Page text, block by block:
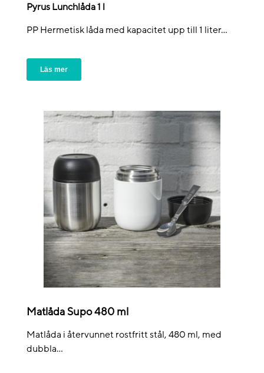
Pyrus Lunchlåda 1 l
PP Hermetisk låda med kapacitet upp till 1 liter...
Läs mer
Matlåda Supo 480 ml
Matlåda i återvunnet rostfritt stål, 480 ml, med
dubbla...